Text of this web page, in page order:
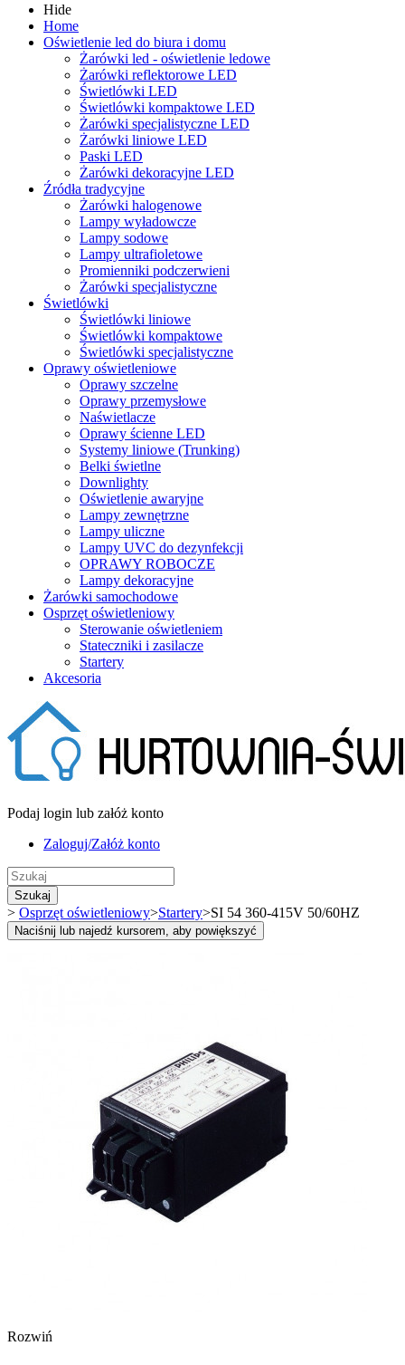
Hide
Home
Oświetlenie led do biura i domu
Żarówki led - oświetlenie ledowe
Żarówki reflektorowe LED
Świetlówki LED
Świetlówki kompaktowe LED
Żarówki specjalistyczne LED
Żarówki liniowe LED
Paski LED
Żarówki dekoracyjne LED
Źródła tradycyjne
Żarówki halogenowe
Lampy wyładowcze
Lampy sodowe
Lampy ultrafioletowe
Promienniki podczerwieni
Żarówki specjalistyczne
Świetlówki
Świetlówki liniowe
Świetlówki kompaktowe
Świetlówki specjalistyczne
Oprawy oświetleniowe
Oprawy szczelne
Oprawy przemysłowe
Naświetlacze
Oprawy ścienne LED
Systemy liniowe (Trunking)
Belki świetlne
Downlighty
Oświetlenie awaryjne
Lampy zewnętrzne
Lampy uliczne
Lampy UVC do dezynfekcji
OPRAWY ROBOCZE
Lampy dekoracyjne
Żarówki samochodowe
Osprzęt oświetleniowy
Sterowanie oświetleniem
Stateczniki i zasilacze
Startery
Akcesoria
Podaj login lub załóż konto
Zaloguj/Załóż konto
Szukaj
> Osprzęt oświetleniowy>Startery>SI 54 360-415V 50/60HZ
Naciśnij lub najedź kursorem, aby powiększyć
Rozwiń